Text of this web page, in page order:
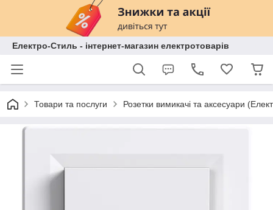
Електро-Стиль - інтернет-магазин електротоварів
Товари та послуги Розетки вимикачі та аксесуари